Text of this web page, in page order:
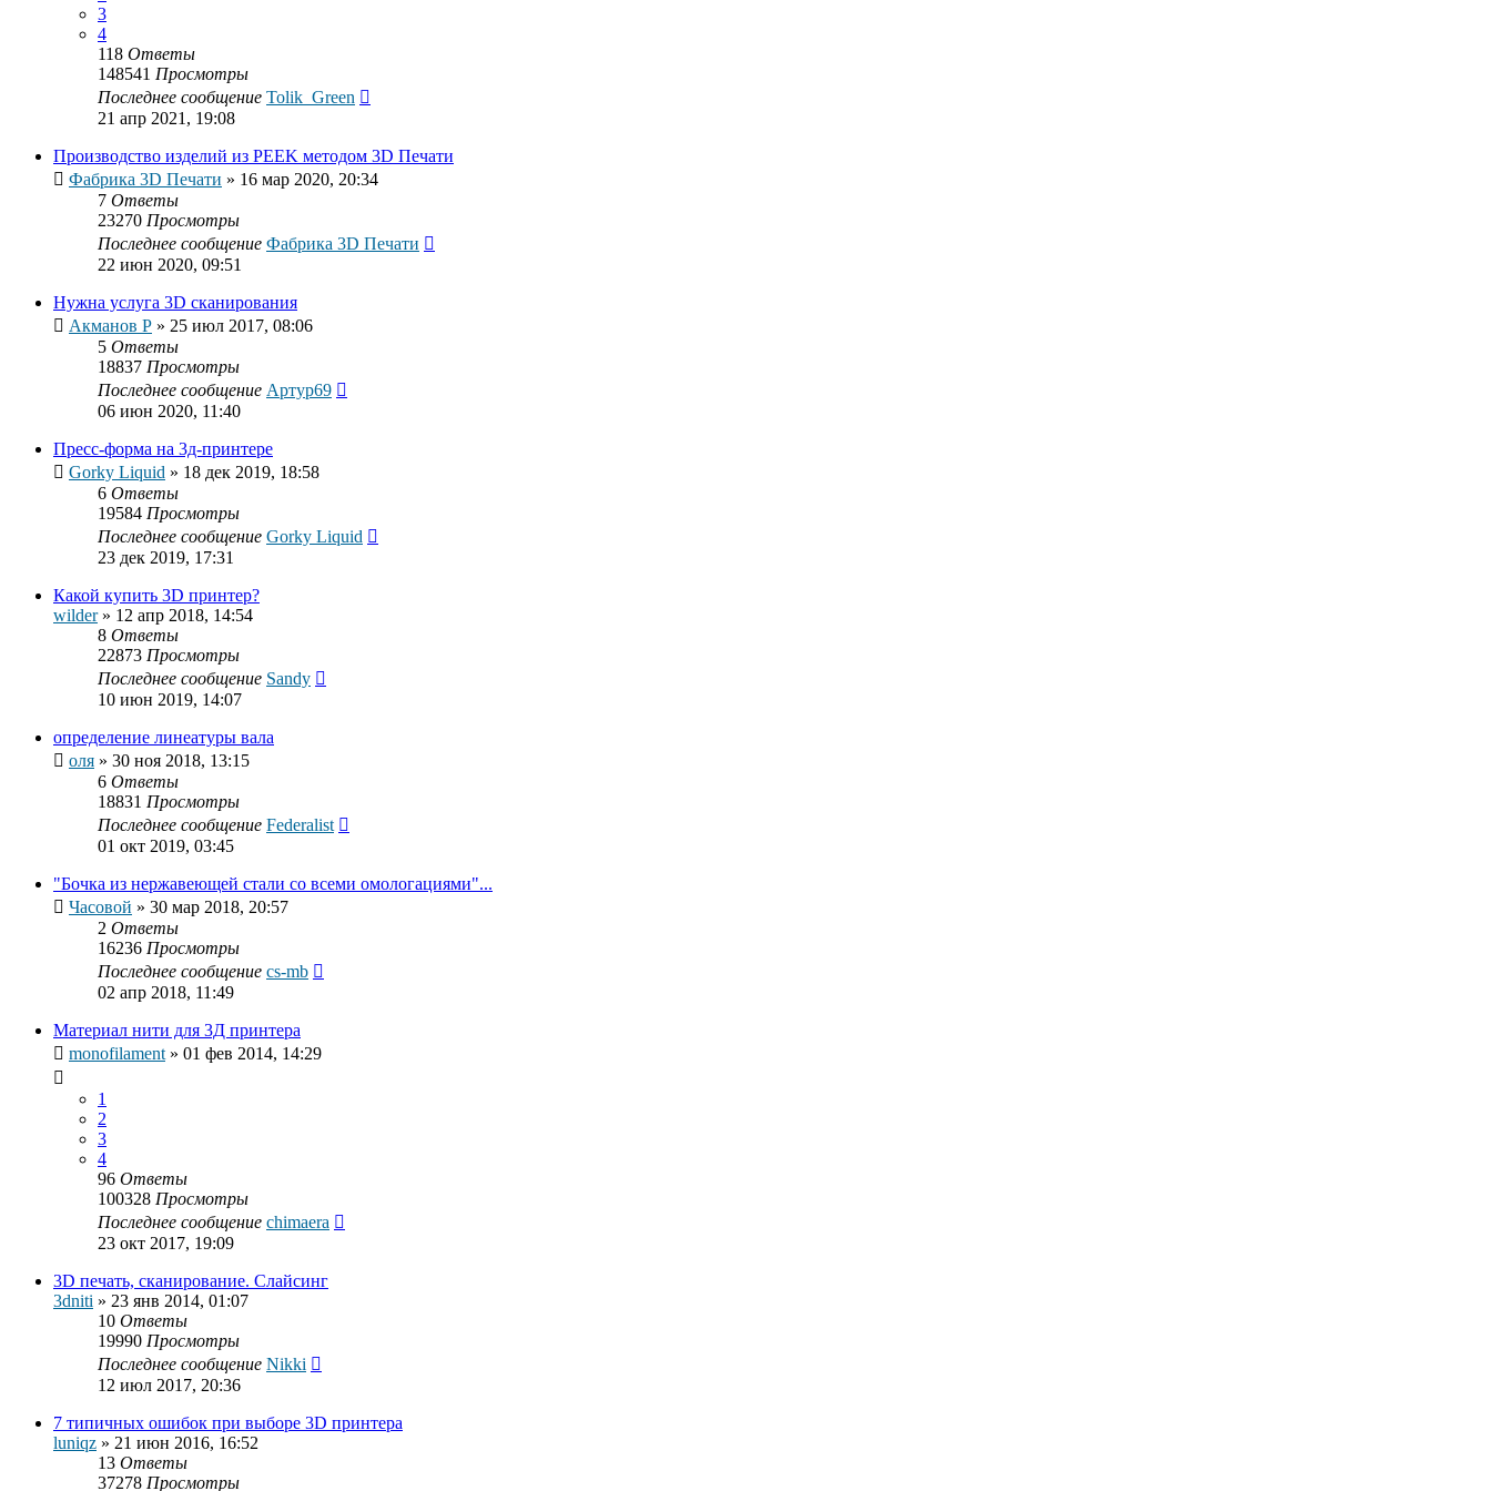
3
4
118 Ответы
148541 Просмотры
Последнее сообщение Tolik_Green
21 апр 2021, 19:08
Производство изделий из PEEK методом 3D Печати
Фабрика 3D Печати » 16 мар 2020, 20:34
7 Ответы
23270 Просмотры
Последнее сообщение Фабрика 3D Печати
22 июн 2020, 09:51
Нужна услуга 3D сканирования
Акманов Р » 25 июл 2017, 08:06
5 Ответы
18837 Просмотры
Последнее сообщение Артур69
06 июн 2020, 11:40
Пресс-форма на 3д-принтере
Gorky Liquid » 18 дек 2019, 18:58
6 Ответы
19584 Просмотры
Последнее сообщение Gorky Liquid
23 дек 2019, 17:31
Какой купить 3D принтер?
wilder» 12 апр 2018, 14:54
8 Ответы
22873 Просмотры
Последнее сообщение Sandy
10 июн 2019, 14:07
определение линеатуры вала
оля » 30 ноя 2018, 13:15
6 Ответы
18831 Просмотры
Последнее сообщение Federalist
01 окт 2019, 03:45
"Бочка из нержавеющей стали со всеми омологациями"...
Часовой » 30 мар 2018, 20:57
2 Ответы
16236 Просмотры
Последнее сообщение cs-mb
02 апр 2018, 11:49
Материал нити для 3Д принтера
monofilament» 01 фев 2014, 14:29
1
2
3
4
96 Ответы
100328 Просмотры
Последнее сообщение chimaera
23 окт 2017, 19:09
3D печать, сканирование. Слайсинг
3dniti » 23 янв 2014, 01:07
10 Ответы
19990 Просмотры
Последнее сообщение Nikki
12 июл 2017, 20:36
7 типичных ошибок при выборе 3D принтера
luniqz » 21 июн 2016, 16:52
13 Ответы
37278 Просмотры